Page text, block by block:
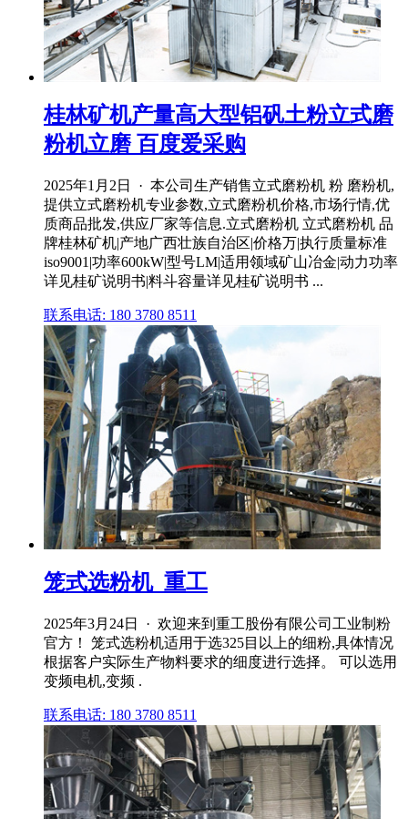
桂林矿机产量高大型铝矾土粉立式磨
粉机立磨 百度爱采购
2025年1月2日 · 本公司生产销售立式磨粉机 粉 磨粉机,
提供立式磨粉机专业参数,立式磨粉机价格,市场行情,优
质商品批发,供应厂家等信息.立式磨粉机 立式磨粉机 品
牌桂林矿机|产地广西壮族自治区|价格万|执行质量标准
iso9001|功率600kW|型号LM|适用领域矿山冶金|动力功率
详见桂矿说明书|料斗容量详见桂矿说明书 ...
联系电话: 180 3780 8511
笼式选粉机_重工
2025年3月24日 · 欢迎来到重工股份有限公司工业制粉
官方！ 笼式选粉机适用于选325目以上的细粉,具体情况
根据客户实际生产物料要求的细度进行选择。 可以选用
变频电机,变频 .
联系电话: 180 3780 8511